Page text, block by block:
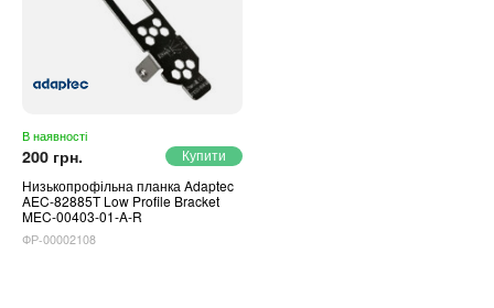
В наявності
200 грн.
Низькопрофільна планка Adaptec
AEC-82885T Low Profile Bracket
MEC-00403-01-A-R
ФР-00002108